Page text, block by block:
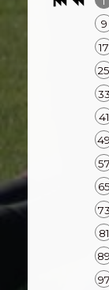
9
17
25
33
41
49
57
65
73
81
89
97